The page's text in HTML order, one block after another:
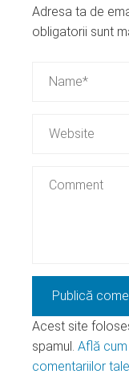
Adresa ta de
obligatorii sunt
Acest site
spamul. Află
comentariilor tale